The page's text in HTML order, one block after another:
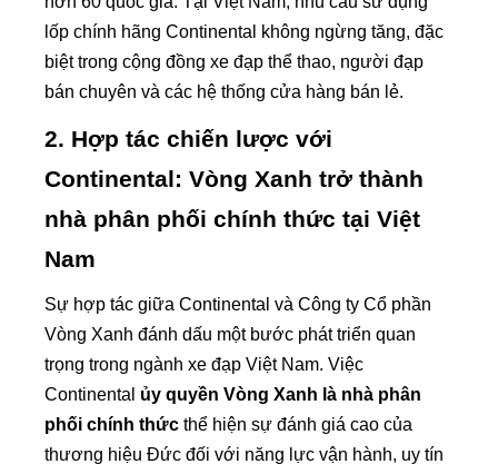
lốp chính hãng Continental không ngừng tăng, đặc
biệt trong cộng đồng xe đạp thể thao, người đạp
bán chuyên và các hệ thống cửa hàng bán lẻ.
2. Hợp tác chiến lược với
Continental: Vòng Xanh trở thành
nhà phân phối chính thức tại Việt
Nam
Sự hợp tác giữa Continental và Công ty Cổ phần
Vòng Xanh đánh dấu một bước phát triển quan
trọng trong ngành xe đạp Việt Nam. Việc
Continental ủy quyền Vòng Xanh là nhà phân
phối chính thức thể hiện sự đánh giá cao của
thương hiệu Đức đối với năng lực vận hành, uy tín